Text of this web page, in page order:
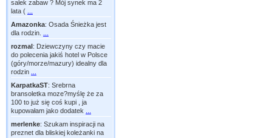
salek zabaw ? Mój synek ma 2
lata (
Amazonka: Osada Śnieżka jest
dla rodzin.
rozmal: Dziewczyny czy macie
do polecenia jakiś hotel w Polsce
(góry/morze/mazury) idealny dla
rodzin
KarpatkaST: Srebrna
bransoletka moze?myślę że za
100 to już się coś kupi , ja
kupowałam jako dodatek
merlenke: Szukam inspiracji na
preznet dla bliskiej koleżanki na